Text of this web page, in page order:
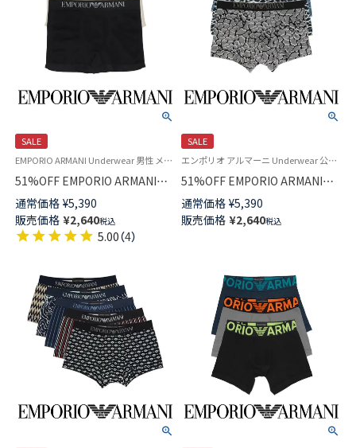
SALE
EMPORIO ARMANI Underwear 男性 メンズ 下着 パンツ ブランド 父の日ギフト 父の日プレゼント 2024
51%OFF EMPORIO ARMANI
SEAMLESS シームレス ボクサ
ーパンツ 前閉じ EUサイズ メン
ズ 男性 プレゼント アンダーウ
ェア 54045281
通常価格 ¥5,390
販売価格 ¥2,640税込
5.00（4）
SALE
エンポリオ アルマーニ Underwear 公式オンラインショップ
51%OFF EMPORIO ARMANI
ALL OVER CAMOU カモ ボクサ
ーパンツ 前閉じ EUサイズ メン
ズ 54045099
通常価格 ¥5,390
販売価格 ¥2,640税込